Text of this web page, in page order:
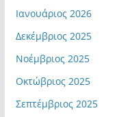
Ιανουάριος 2026
Δεκέμβριος 2025
Νοέμβριος 2025
Οκτώβριος 2025
Σεπτέμβριος 2025